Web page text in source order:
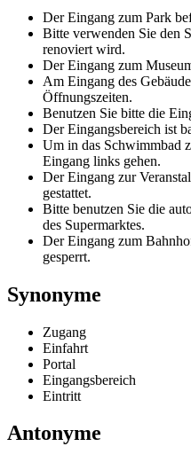
Der Eingang zum Park
Bitte verwenden Sie den
renoviert wird.
Der Eingang zum
Am Eingang des
Öffnungszeiten.
Benutzen Sie bitte die
Der Eingangsbereich ist
Um in das Schwimmbad
Eingang links gehen.
Der Eingang zur
gestattet.
Bitte benutzen Sie die
des Supermarktes.
Der Eingang zum
gesperrt.
Synonyme
Zugang
Einfahrt
Portal
Eingangsbereich
Eintritt
Antonyme